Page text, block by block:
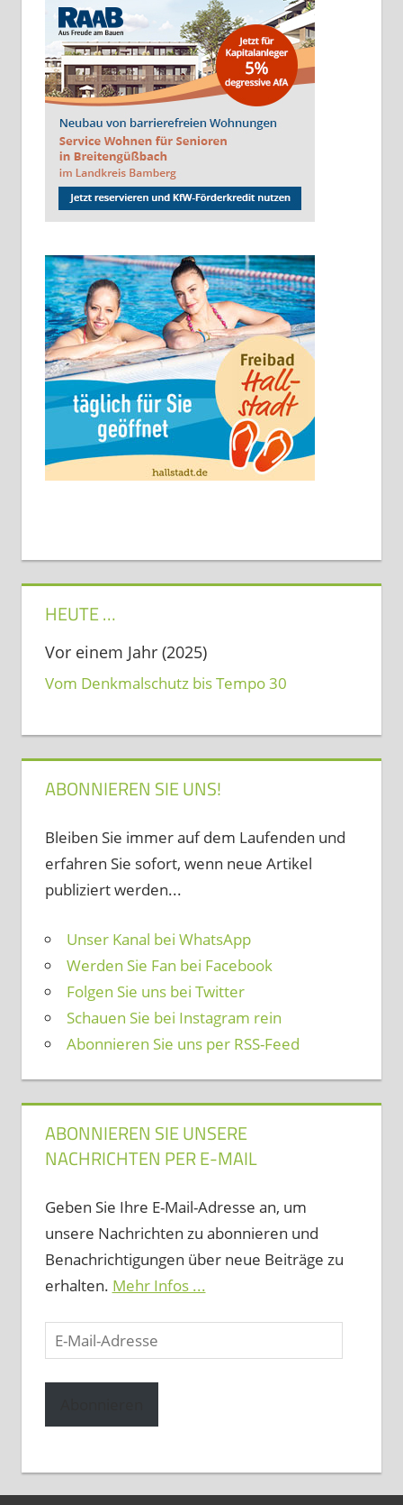
HEUTE …
Vor einem Jahr (2025)
Vom Denkmalschutz bis Tempo 30
ABONNIEREN SIE UNS!
Bleiben Sie immer auf dem Laufenden und
erfahren Sie sofort, wenn neue Artikel
publiziert werden...
Unser Kanal bei WhatsApp
Werden Sie Fan bei Facebook
Folgen Sie uns bei Twitter
Schauen Sie bei Instagram rein
Abonnieren Sie uns per RSS-Feed
ABONNIEREN SIE UNSERE
NACHRICHTEN PER E-MAIL
Geben Sie Ihre E-Mail-Adresse an, um
unsere Nachrichten zu abonnieren und
Benachrichtigungen über neue Beiträge zu
erhalten. Mehr Infos ...
E-
Mail-
Adresse